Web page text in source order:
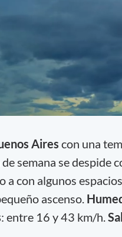
Aires con una
semana se despide
a con algunos
ascenso.
: entre 16 y 43 km/h.